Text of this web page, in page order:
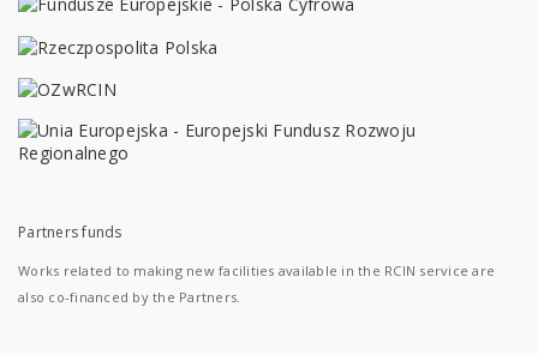
Partners funds
Works related to making new facilities available in the RCIN service are
also co-financed by the Partners.